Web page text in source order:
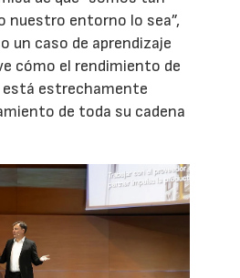
nuestro entorno lo sea”,
un caso de aprendizaje
cómo el rendimiento de
está estrechamente
de toda su cadena